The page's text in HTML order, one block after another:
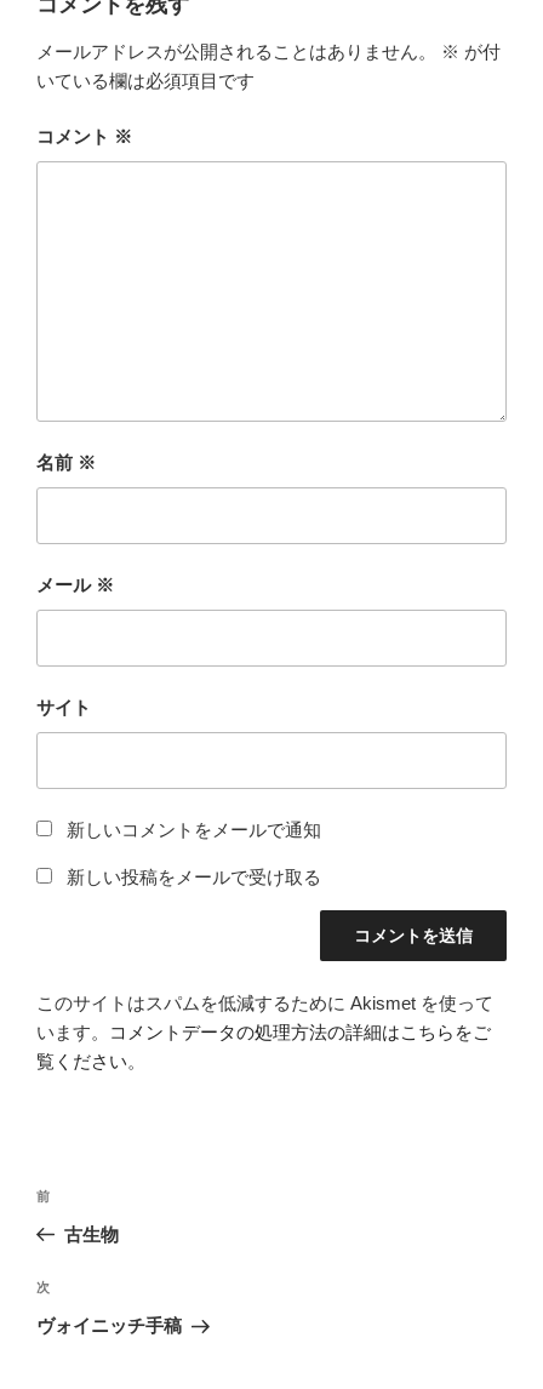
コメントを残す
メールアドレスが公開されることはありません。 ※ が付
いている欄は必須項目です
コメント ※
名前 ※
メール ※
サイト
新しいコメントをメールで通知
新しい投稿をメールで受け取る
このサイトはスパムを低減するために Akismet を使って
います。
コメントデータの処理方法の詳細はこちらをご
覧ください。
投
ビ
ゲ
前
の
稿
前
古生物
次
の
次
ヴォイニッチ手稿